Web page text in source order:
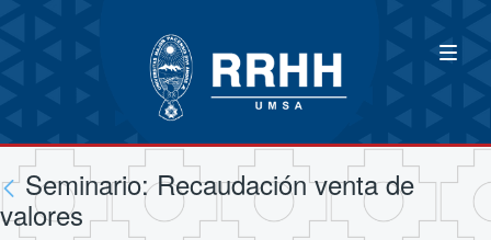
Seminario: Recaudación venta de
valores